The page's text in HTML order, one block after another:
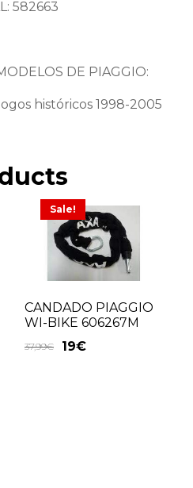
582663
DE PIAGGIO:
históricos 1998-2005
Sale!
CANDADO PIAGGIO
WI-BIKE 606267M
37,99€ 19€